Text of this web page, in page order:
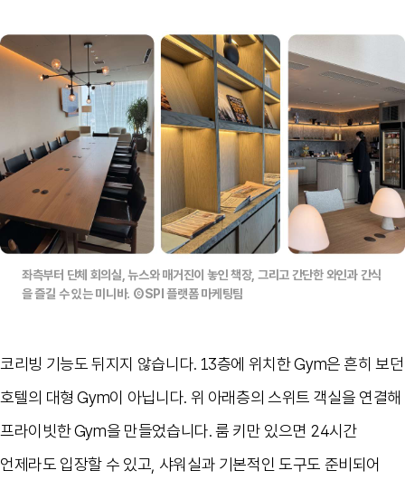
좌측부터 단체 회의실, 뉴스와 매거진이 놓인 책장, 그리고 간단한 와인과 간식
을 즐길 수 있는 미니바. ⒸSPI 플랫폼 마케팅팀
코리빙 기능도 뒤지지 않습니다. 13층에 위치한 Gym은 흔히 보던
호텔의 대형 Gym이 아닙니다. 위 아래층의 스위트 객실을 연결해
프라이빗한 Gym을 만들었습니다.룸 키만 있으면 24시간
언제라도 입장할 수 있고 샤워실과 기본적인 도구도 준비되어